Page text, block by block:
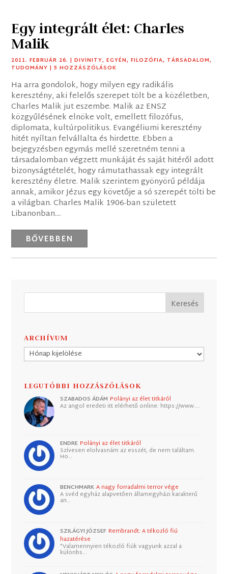
Egy integrált élet: Charles
Malik
2011. FEBRUÁR 26. |DIVINITY,EGYÉN,FILOZÓFIA, TÁRSADALOM,
TUDOMÁNY | 5 HOZZÁSZÓLÁSOK
Ha arra gondolok, hogy milyen egy radikális
keresztény, aki felelős szerepet tölt be a közéletben,
Charles Malik jut eszembe. Malik az ENSZ
közgyűlésének elnöke volt, emellett filozófus,
diplomata, kultúrpolitikus. Evangéliumi keresztény
hitét nyíltan felvállalta és hirdette. Ebben a
bejegyzésben egymás mellé szeretném tenni a
társadalomban végzett munkáját és saját hitéről adott
bizonyságtételét, hogy rámutathassak egy integrált
keresztény életre. Malik szerintem gyönyörű példája
annak, amikor Jézus egy követője a só szerepét tölti be
a világban. Charles Malik 1906-ban született
Libanonban....
BŐVEBBEN
ARCHÍVUM
Archívum
LEGUTÓBBI HOZZÁSZÓLÁSOK
SZABADOS ÁDÁM Polányi az élet titkáról
Az angol eredeti itt elérhető online: https://www.…
ENDRE Polányi az élet titkáról
Szívesen elolvasnám az esszét, de nem találtam.
Ho…
BENCHMARK A nagy forradalmi terror vége
A svéd egyház alapvetően államegyházi karakterű
an…
SZILÁGYI JÓZSEF Rembrandt: A tékozló fiú
hazatérése
"Valamennyien tékozló fiúk vagyunk azzal a
különbs…